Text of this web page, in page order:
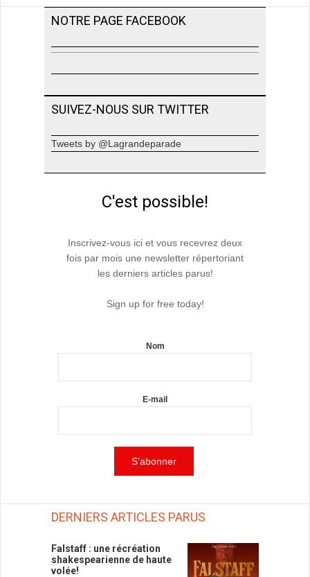
NOTRE PAGE FACEBOOK
SUIVEZ-NOUS SUR TWITTER
Tweets by @Lagrandeparade
C'est possible!
Inscrivez-vous ici et vous recevrez deux
fois par mois une newsletter répertoriant
les derniers articles parus!
Sign up for free today!
Nom
E-mail
DERNIERS ARTICLES PARUS
Falstaff : une récréation
shakespearienne de haute
volée!